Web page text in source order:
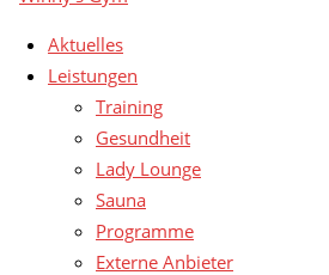
Aktuelles
Leistungen
Training
Gesundheit
Lady Lounge
Sauna
Programme
Externe Anbieter